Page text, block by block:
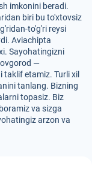
imkonini beradi.
biri bu to'xtovsiz
to'g'ri reysi
Aviachipta
Sayohatingizni
—
etamiz. Turli xil
tanlang. Bizning
topasiz. Biz
va sizga
arzon va